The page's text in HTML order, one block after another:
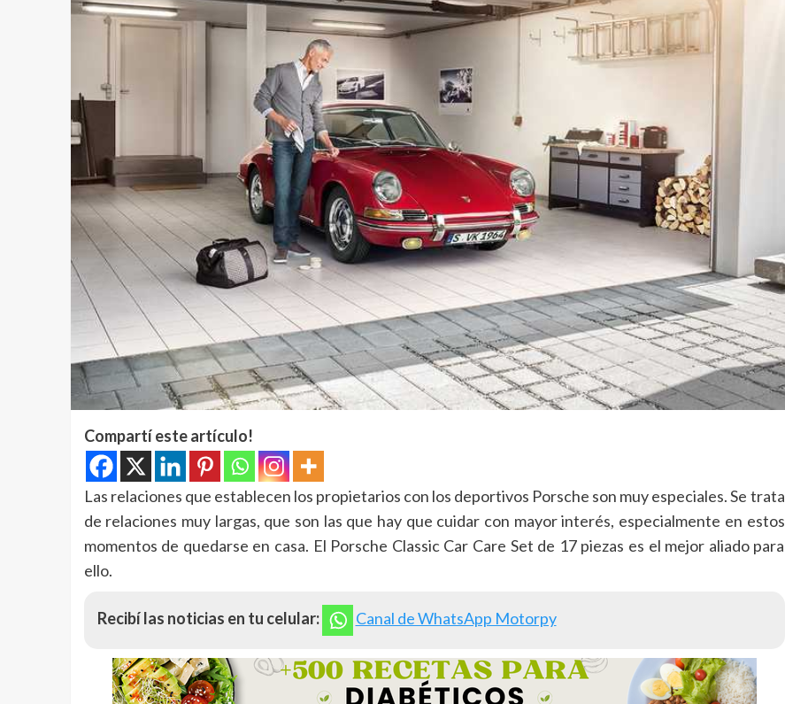
Compartí este artículo!
Las relaciones que establecen los propietarios con los deportivos Porsche son muy especiales. Se trata
de relaciones muy largas, que son las que hay que cuidar con mayor interés, especialmente en estos
momentos de quedarse en casa. El Porsche Classic Car Care Set de 17 piezas es el mejor aliado para
ello.
Recibí las noticias en tu celular: Canal de WhatsApp Motorpy